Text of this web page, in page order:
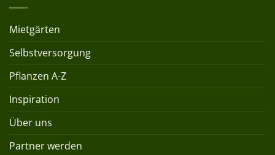
Mietgärten
Selbstversorgung
Pflanzen A-Z
Inspiration
Über uns
Partner werden